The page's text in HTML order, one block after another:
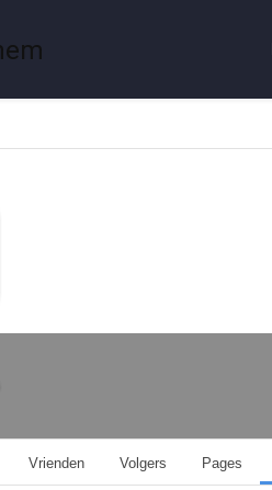
Vrienden Volgers Pages